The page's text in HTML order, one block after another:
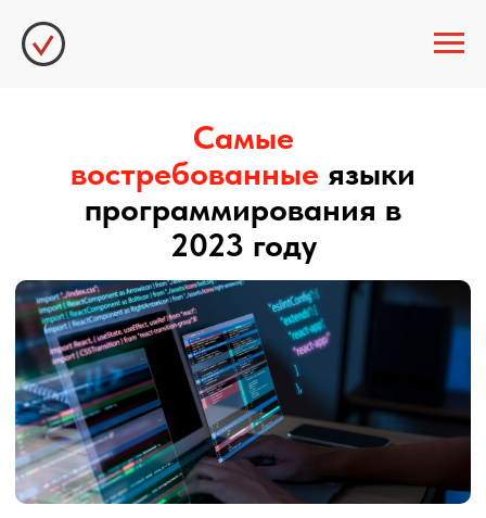
Самые
востребованные языки
программирования в
2023 году